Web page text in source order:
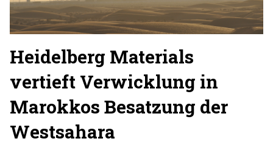
Heidelberg Materials
vertieft Verwicklung in
Marokkos Besatzung der
Westsahara